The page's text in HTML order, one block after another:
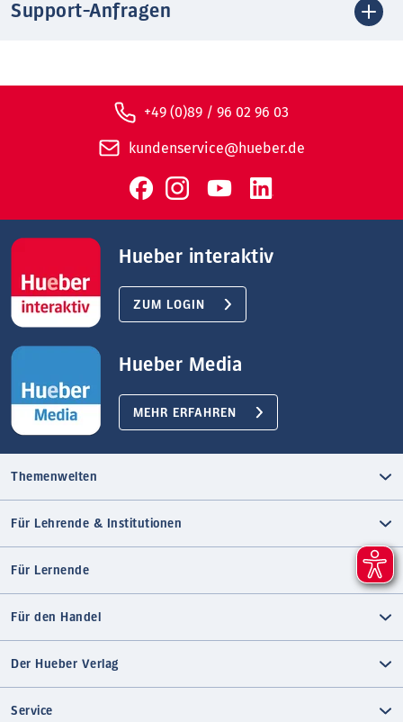
Support-Anfragen
+49 (0)89 / 96 02 96 03
kundenservice@hueber.de
Hueber interaktiv
ZUM LOGIN
Hueber Media
MEHR ERFAHREN
Themenwelten
Für Lehrende & Institutionen
Für Lernende
Für den Handel
Der Hueber Verlag
Service